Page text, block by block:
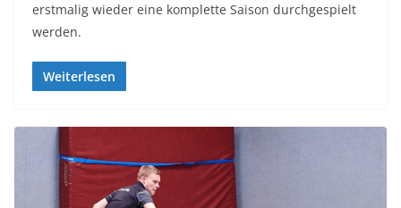
erstmalig wieder eine komplette Saison durchgespielt
werden.
Weiterlesen